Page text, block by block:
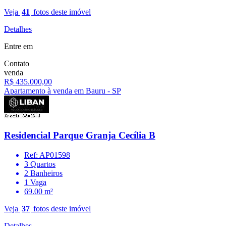
Veja 41 fotos deste imóvel
Detalhes
Entre em
Contato
venda
R$ 435.000,00
Apartamento à venda em Bauru - SP
Residencial Parque Granja Cecília B
Ref: AP01598
3 Quartos
2 Banheiros
1 Vaga
69.00 m²
Veja 37 fotos deste imóvel